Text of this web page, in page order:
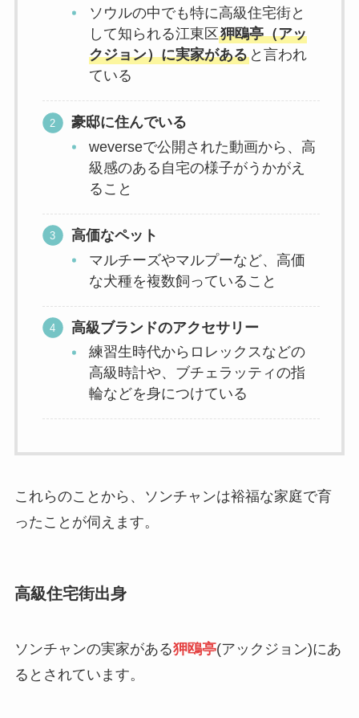
ソウルの中でも特に高級住宅街と
して知られる江東区狎鴎亭（アッ
クジョン）に実家がある と言われ
ている
豪邸に住んでいる
weverseで公開された動画から、高
級感のある自宅の様子がうかがえ
ること
高価なペット
マルチーズやマルプーなど、高価
な犬種を複数飼っていること
高級ブランドのアクセサリー
練習生時代からロレックスなどの
高級時計や、ブチェラッティの指
輪などを身につけている
これらのことから、ソンチャンは裕福な家庭で育
ったことが伺えます。
高級住宅街出身
ソンチャンの実家がある狎鴎亭(アックジョン)にあ
るとされています。